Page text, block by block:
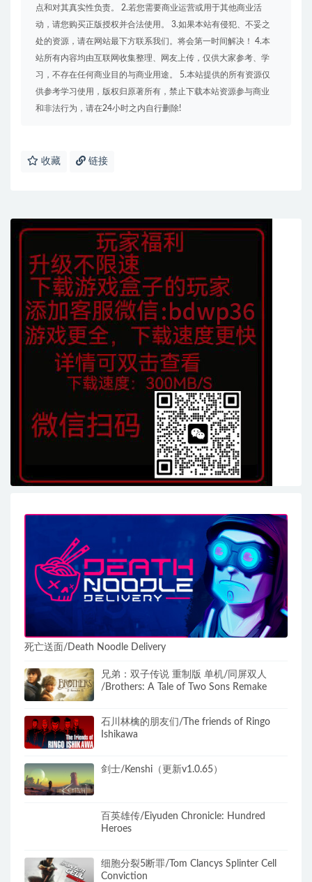
点和对其真实性负责。 2.若您需要商业运营或用于其他商业活
动，请您购买正版授权并合法使用。 3.如果本站有侵犯、不妥之
处的资源，请在网站最下方联系我们。将会第一时间解决！ 4.本
站所有内容均由互联网收集整理、网友上传，仅供大家参考、学
习，不存在任何商业目的与商业用途。 5.本站提供的所有资源仅
供参考学习使用，版权归原著所有，禁止下载本站资源参与商业
和非法行为，请在24小时之内自行删除!
收藏 链接
死亡送面/Death Noodle Delivery
兄弟：双子传说 重制版 单机/同屏双人
/Brothers: A Tale of Two Sons Remake
石川林檎的朋友们/The friends of Ringo
Ishikawa
剑士/Kenshi（更新v1.0.65）
百英雄传/Eiyuden Chronicle: Hundred
Heroes
细胞分裂5断罪/Tom Clancys Splinter Cell
Conviction